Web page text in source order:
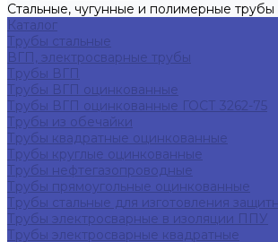
Стальные, чугунные и полимерные трубы
Каталог
Трубы стальные
ВГП, электросварные трубы
Трубы ВГП
Трубы ВГП оцинкованные
Трубы ВГП оцинкованные ГОСТ 3262-75
Трубы из обечайки
Трубы квадратные оцинкованные
Трубы круглые оцинкованные
Трубы нефтегазопроводные
Трубы прямоугольные оцинкованные
Трубы стальные для изготовления
Трубы электросварные в изоляции ППУ
Трубы электросварные квадратные